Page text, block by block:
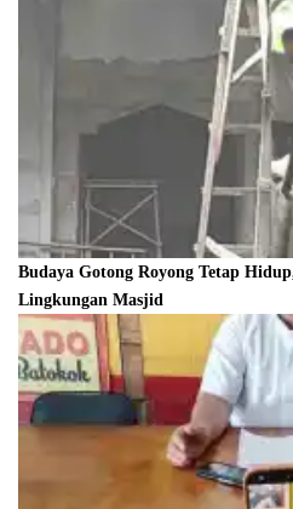
Budaya Gotong Royong Tetap
Lingkungan Masjid